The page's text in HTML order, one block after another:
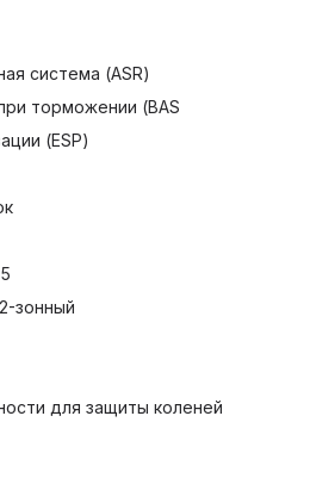
система (ASR)
торможении (BAS
(ESP)
зонный
для защиты коленей